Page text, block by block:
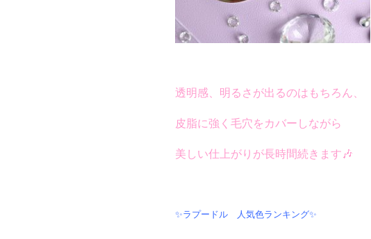
透明感、明るさが出るのはもちろん、
皮脂に強く毛穴をカバーしながら
美しい仕上がりが長時間続きます 🎶
✨ラプードル 人気色ランキング✨